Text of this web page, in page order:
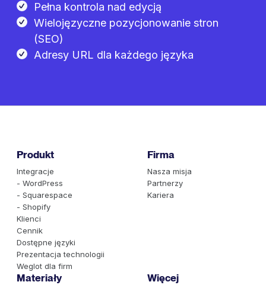
Pełna kontrola nad edycją
Wielojęzyczne pozycjonowanie stron
(SEO)
Adresy URL dla każdego języka
Produkt
Integracje
- WordPress
- Squarespace
- Shopify
Klienci
Cennik
Dostępne języki
Prezentacja technologii
Weglot dla firm
Firma
Nasza misja
Partnerzy
Kariera
Materiały Więcej